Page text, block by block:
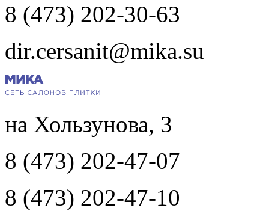
8 (473) 202-30-63
dir.cersanit@mika.su
на Хользунова, 3
8 (473) 202-47-07
8 (473) 202-47-10